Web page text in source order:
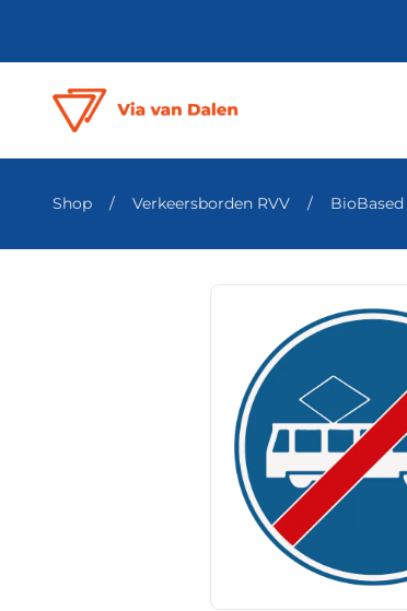
Shop / Verkeersborden RVV / BioBased